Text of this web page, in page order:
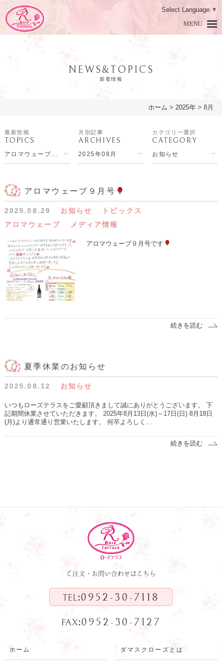
Select Language ▼
MENU
DAMASK ROSE
PRODUCTS 商品紹介
LESSON
NEWS&TOPICS
新着情報
ホーム >2025年 >8月
最新投稿
TOPICS
アロマウェーブ...
月別記事
ARCHIVES
2025年08月
カテゴリー選択
CATEGORY
お知らせ
アロマウェーブ９月号
2025.08.29 お知らせ
トピックス
アロマウェーブ
メディア情報
アロマウェーブ９月号です
続きを読む
夏季休業のお知らせ
2025.08.12 お知らせ
いつもローズテラスをご愛顧頂きまして誠にありがとうございます。 下
記期間休業させていただきます。 2025年8月13日(水)～17日(日) 8月18日
(月)より通常通り営業いたします。 何卒よろしく...
続きを読む
ご注文・お問い合わせはこちら
TEL:0952-30-7118
FAX:0952-30-7127
ホーム ダマスクローズとは